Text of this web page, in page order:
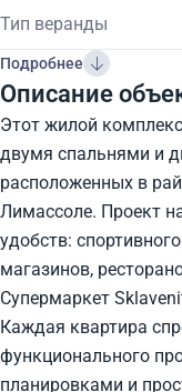
Тип веранды
Подробнее
Описание
Этот жилой
двумя спальнями и
расположенных в
Лимассоле. Проект
удобств:
магазинов,
Супермаркет
Каждая квартира
функционального
планировками и